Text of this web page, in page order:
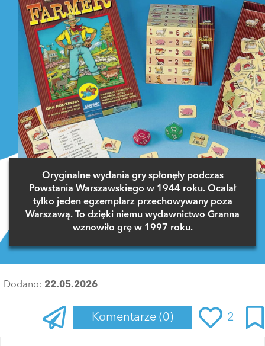
Oryginalne wydania gry spłonęły podczas
Powstania Warszawskiego w 1944 roku. Ocalał
tylko jeden egzemplarz przechowywany poza
Warszawą. To dzięki niemu wydawnictwo Granna
wznowiło grę w 1997 roku.
Dodano: 22.05.2026
Komentarze (0) 2